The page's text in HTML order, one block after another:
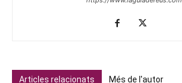
Articles relacionats Més de l'autor